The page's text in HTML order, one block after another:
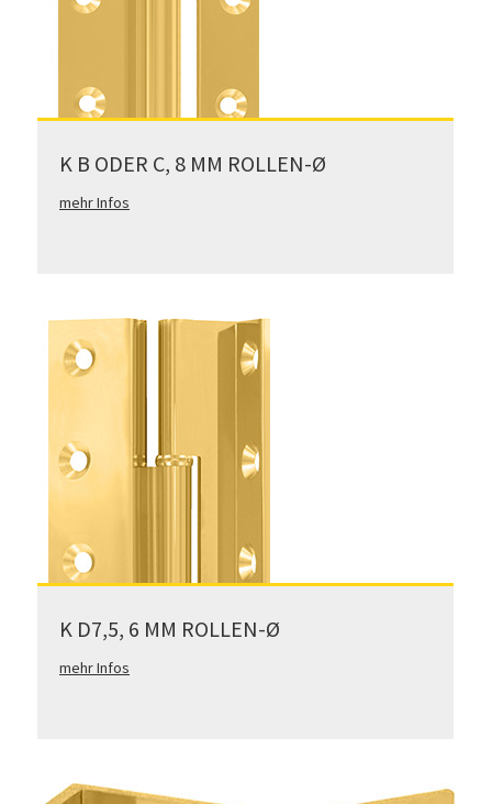
K B ODER C, 8 MM ROLLEN-Ø
mehr Infos
K D7,5, 6 MM ROLLEN-Ø
mehr Infos